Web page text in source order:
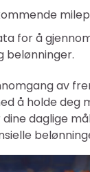
for å
belønninger.
av
å holde deg
daglige